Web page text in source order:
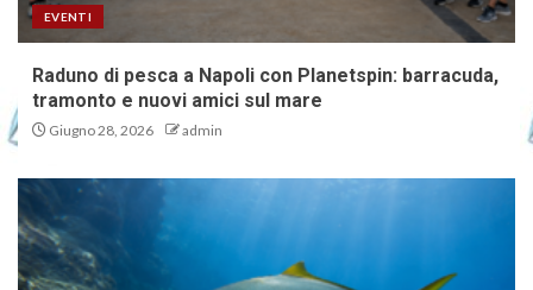
EVENTI
Raduno di pesca a Napoli con Planetspin: barracuda,
tramonto e nuovi amici sul mare
Giugno 28, 2026 admin